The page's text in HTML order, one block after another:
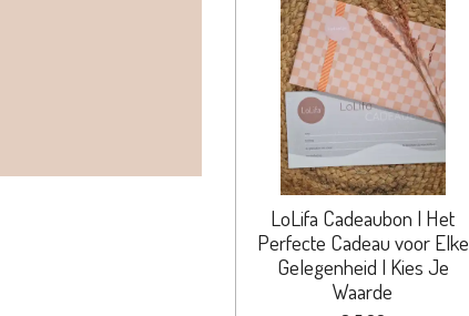
LoLifa Cadeaubon | Het
Perfecte Cadeau voor Elke
Gelegenheid | Kies Je
Waarde